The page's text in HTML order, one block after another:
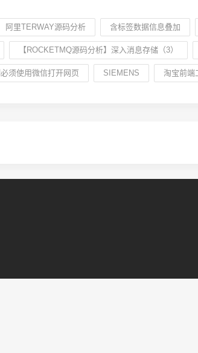
阿里TERWAY源码分析 含标签数据信息叠加
【ROCKETMQ源码分析】深入消息存储（3）
须使用微信打开网页 SIEMENS 淘宝前端